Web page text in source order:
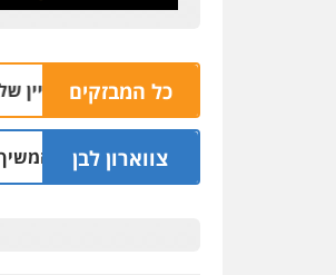
כל המבזקים
בית עסק לחומרי בניין של האחים
צווארון לבן
שכר סוויטה במלון והמשיך להפעיל מערך